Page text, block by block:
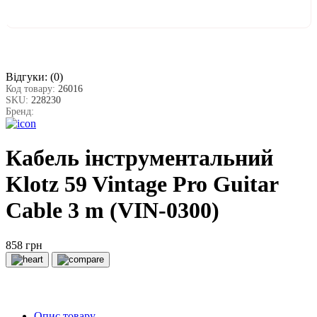
Відгуки: (0)
Код товару: 26016
SKU: 228230
Бренд:
Кабель інструментальний
Klotz 59 Vintage Pro Guitar
Cable 3 m (VIN-0300)
858 грн